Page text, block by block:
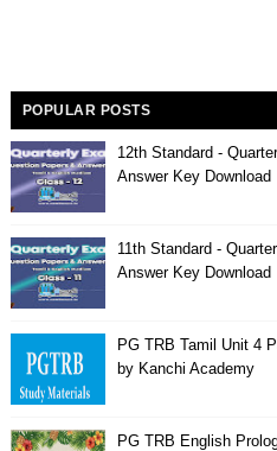
POPULAR POSTS
12th Standard -
Answer Key Download
11th Standard -
Answer Key Download
PG TRB Tamil Unit 4
by Kanchi Academy
PG TRB English